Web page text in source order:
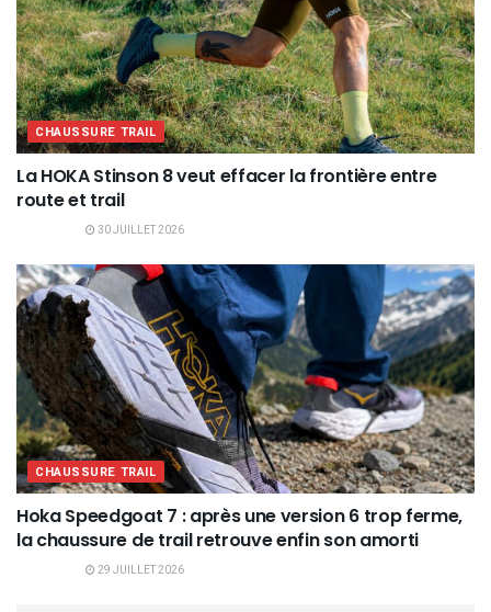
CHAUSSURE TRAIL
La HOKA Stinson 8 veut effacer la frontière entre
route et trail
30 JUILLET 2026
CHAUSSURE TRAIL
Hoka Speedgoat 7 : après une version 6 trop ferme,
la chaussure de trail retrouve enfin son amorti
29 JUILLET 2026